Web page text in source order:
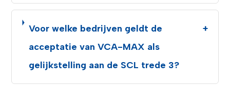
Voor welke bedrijven geldt de
acceptatie van VCA-MAX als
gelijkstelling aan de SCL trede 3?
+